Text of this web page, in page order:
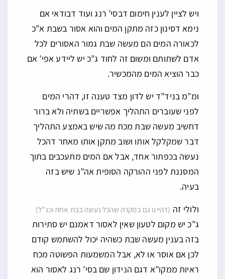
ויש לציין לענין חימום דבסי’ רנג ועוד דבודאי אם
נימא דסינון כזה מתקן המים והוא אסור בשבת א”כ
לכאורה המים הם מעשה שבת גמור האסורים לכל
אדם לשתותם ומשום זה לחוד ג”כ יש ליידע אפי’ אם
כבר הוציא המים מהמכשיר.
ומ”מ בניד”ד יש לדון מצד טענה זו, דהרי המים
לפני שעוברים התהליך אפשריים בשתיה ולא ברור
דחשיב מעשה שבת מכח מה שיש באמצע התהליך
דבר שמקלקל אותו ושוב מתקן אותו מאחר דהכל
נעשה בכפתור אחד, אבל אם המים מתעכבים בתוך
המסננת לפני ההורקה הסופית אה”נ שיש בזה
בעיה.
ולולי זה (דהיינו גם במקרה שהכל נעשה בבת אחת וכנ”ל)
ג”כ יש מקום לטעון שאין לאסור דאמנם יש סתירות
בזה בענין מעשה שבת כשהיה יכול להשתמש קודם
לכן אם אוסר או לא, אבל המשמעות הפשוטה מכח
ראיות ממקו”א דגם הנידון שם בסי’ רנג לאסור הוא